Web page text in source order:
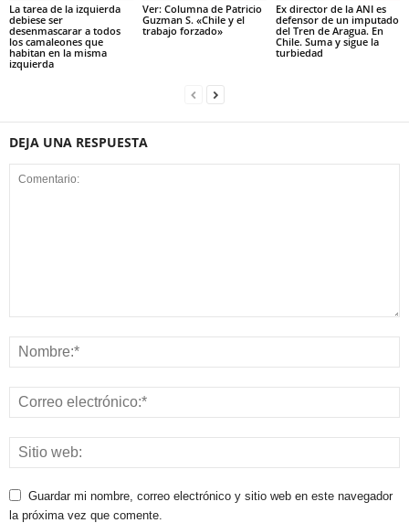
La tarea de la izquierda
debiese ser
desenmascarar a todos
los camaleones que
habitan en la misma
izquierda
Ver: Columna de Patricio
Guzman S. «Chile y el
trabajo forzado»
Ex director de la ANI es
defensor de un imputado
del Tren de Aragua. En
Chile. Suma y sigue la
turbiedad
DEJA UNA RESPUESTA
Guardar mi nombre, correo electrónico y sitio web en este navegador
la próxima vez que comente.